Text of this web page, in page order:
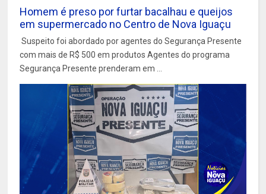
Homem é preso por furtar bacalhau e queijos
em supermercado no Centro de Nova Iguaçu
Suspeito foi abordado por agentes do Segurança Presente
com mais de R$ 500 em produtos Agentes do programa
Segurança Presente prenderam em ...